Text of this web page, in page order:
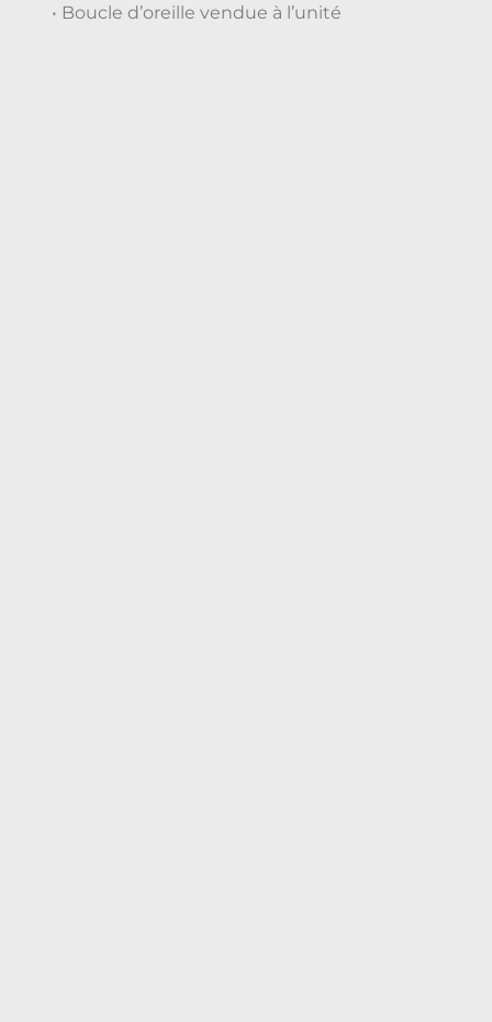
• Boucle d’oreille vendue à l’unité